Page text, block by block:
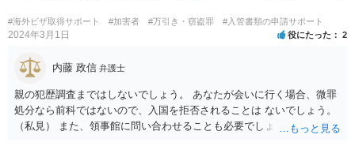
#海外ビザ取得サポート #加害者 #万引き・窃盗罪 #入管書類の申請サポート
2024年3月1日 役にたった 2
内藤 政信 弁護士
親の犯歴調査まではしないでしょう。 あなたが会いに行く場合、微罪
処分なら前科ではないので、入国を拒否されることは ないでしょう。
（私見） また、領事館に問い合わせることも必要でしょう。